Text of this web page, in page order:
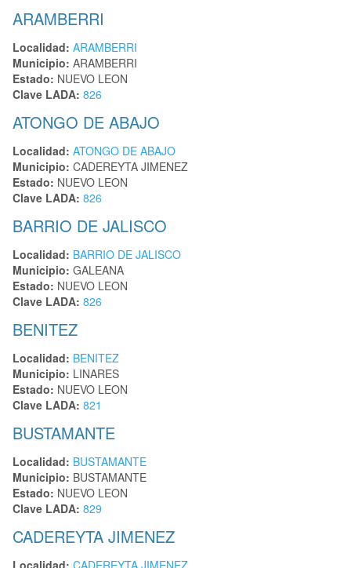
ARAMBERRI
Localidad: ARAMBERRI
Municipio: ARAMBERRI
Estado: NUEVO LEON
Clave LADA: 826
ATONGO DE ABAJO
Localidad: ATONGO DE ABAJO
Municipio: CADEREYTA JIMENEZ
Estado: NUEVO LEON
Clave LADA: 826
BARRIO DE JALISCO
Localidad: BARRIO DE JALISCO
Municipio: GALEANA
Estado: NUEVO LEON
Clave LADA: 826
BENITEZ
Localidad: BENITEZ
Municipio: LINARES
Estado: NUEVO LEON
Clave LADA: 821
BUSTAMANTE
Localidad: BUSTAMANTE
Municipio: BUSTAMANTE
Estado: NUEVO LEON
Clave LADA: 829
CADEREYTA JIMENEZ